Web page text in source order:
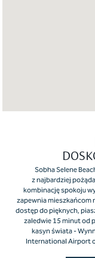
Sobha Selene
z najbardziej
kombinację spokoju
zapewnia mieszkańcom
dostęp do pięknych,
zaledwie 15 minut od
kasyn świata -
International Airport